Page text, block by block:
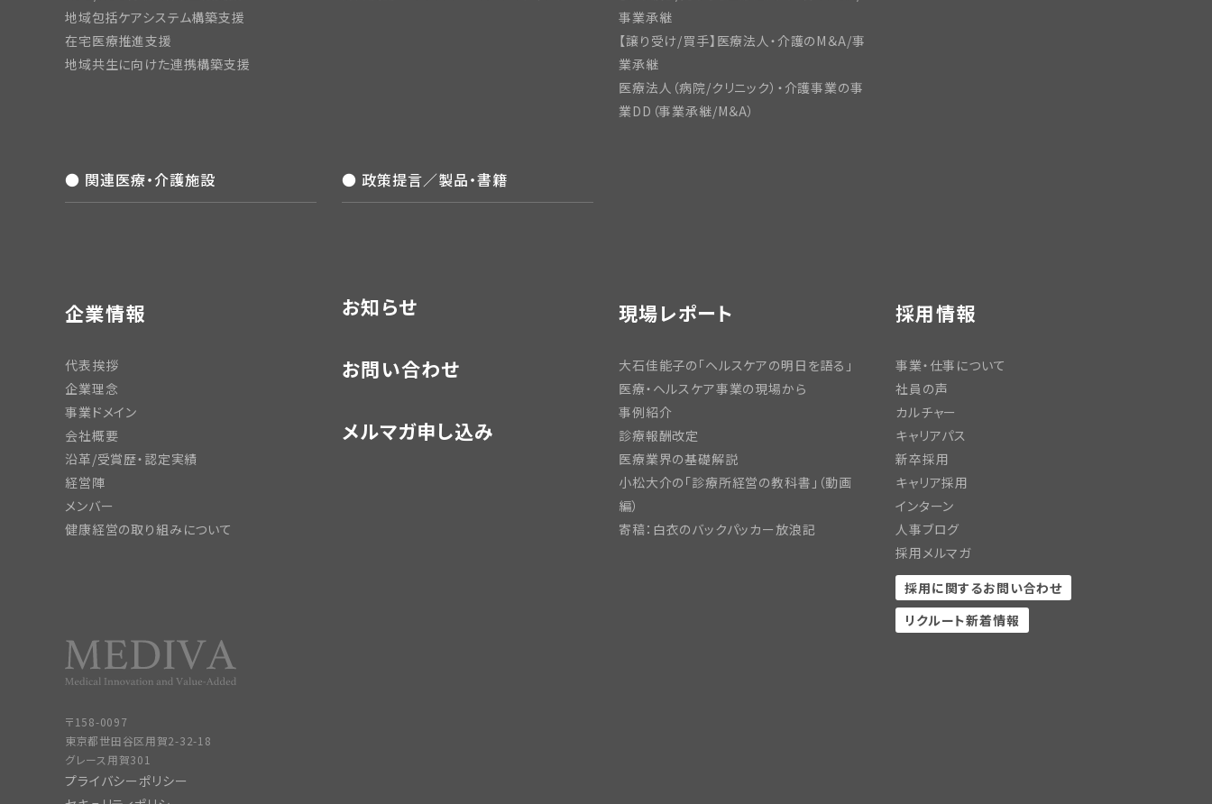
地域包括ケアシステム構築支援
在宅医療推進支援
地域共生に向けた連携構築支援
事業承継
【譲り受け/買手】医療法人・介護のM＆A/事
業承継
医療法人（病院/クリニック）・介護事業の事
業DD（事業承継/M＆A）
● 関連医療・介護施設 ● 政策提言／製品・書籍
企業情報
代表挨拶
企業理念
事業ドメイン
会社概要
沿革/受賞歴・認定実績
経営陣
メンバー
健康経営の取り組みについて
お知らせ
お問い合わせ
メルマガ申し込み
現場レポート
大石佳能子の「ヘルスケアの明日を語る」
医療・ヘルスケア事業の現場から
事例紹介
診療報酬改定
医療業界の基礎解説
小松大介の「診療所経営の教科書」（動画
編）
寄稿：白衣のバックパッカー放浪記
採用情報
事業・仕事について
社員の声
カルチャー
キャリアパス
新卒採用
キャリア採用
インターン
人事ブログ
採用メルマガ
採用に関するお問い合わせ
リクルート新着情報
〒158-0097
東京都世田谷区用賀2-32-18
グレース用賀301
プライバシーポリシー